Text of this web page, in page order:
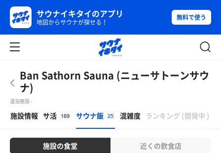
サウナイキタイのアプリ
地図からサウナが探せる！
無料で使う
Ban Sathorn Sauna (ニューサトーンサウ
ナ)
温浴施設 -
施設情報 サ活 169 サウナ飯 25 混雑度 ランキング (開発中 )
施設の食堂 近くの飲食店